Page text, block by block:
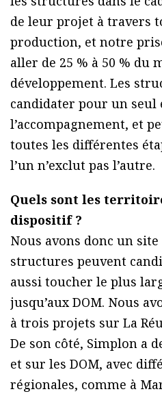
de leur projet à travers
production, et notre
aller de 25 % à 50 % du
développement. Les
candidater pour un seul
l’accompagnement, et
toutes les différentes
l’un n’exclut pas l’autre.
Quels sont les
dispositif ?
Nous avons donc un
structures peuvent
aussi toucher le plus
jusqu’aux DOM. Nous
à trois projets sur La
De son côté, Simplon a
et sur les DOM, avec
régionales, comme à